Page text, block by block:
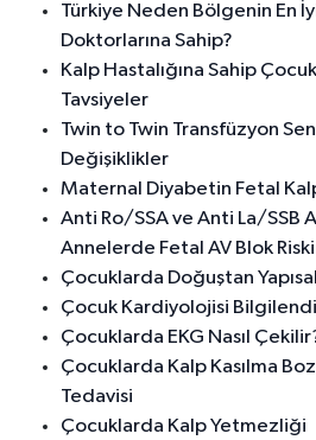
Türkiye Neden Bölgenin En
Doktorlarına Sahip?
Kalp Hastalığına Sahip
Tavsiyeler
Twin to Twin Transfüzyon
Değişiklikler
Maternal Diyabetin Fetal
Anti Ro/SSA ve Anti La/SSB
Annelerde Fetal AV Blok Riski
Çocuklarda Doğuştan
Çocuk Kardiyolojisi
Çocuklarda EKG Nasıl
Çocuklarda Kalp Kasılma
Tedavisi
Çocuklarda Kalp Yetmezliği